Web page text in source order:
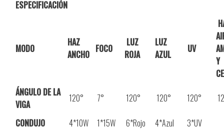
ESPECIFICACIÓN
MODO
HAZ
ANCHO FOCO
LUZ
ROJA
LUZ
AZUL
UV
Y
ÁNGULO DE LA
VIGA
120° 7° 120° 120° 120°
CONDUJO 4*10W 1*15W 6*Rojo 4*Azul 3*UV